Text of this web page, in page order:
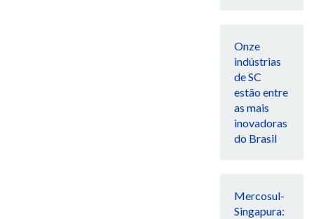
Onze
indústrias
de SC
estão entre
as mais
inovadoras
do Brasil
Mercosul-
Singapura: